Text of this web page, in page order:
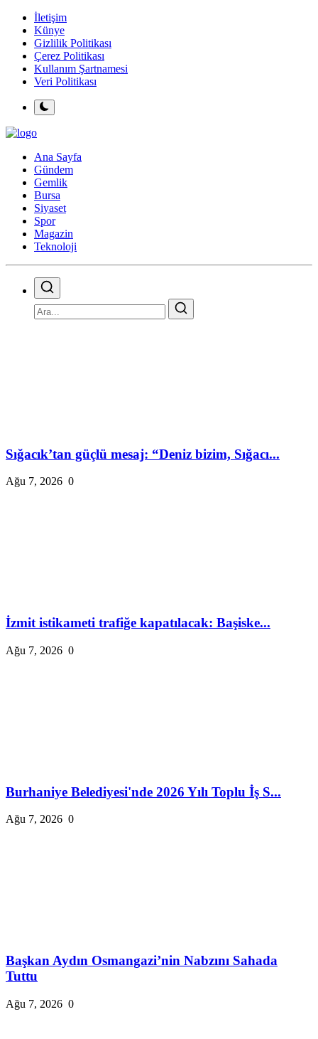
İletişim
Künye
Gizlilik Politikası
Çerez Politikası
Kullanım Şartnamesi
Veri Politikası
Ana Sayfa
Gündem
Gemlik
Bursa
Siyaset
Spor
Magazin
Teknoloji
Sığacık’tan güçlü mesaj: “Deniz bizim, Sığacı...
Ağu 7, 2026 0
İzmit istikameti trafiğe kapatılacak: Başiske...
Ağu 7, 2026 0
Burhaniye Belediyesi'nde 2026 Yılı Toplu İş S...
Ağu 7, 2026 0
Başkan Aydın Osmangazi’nin Nabzını Sahada
Tuttu
Ağu 7, 2026 0